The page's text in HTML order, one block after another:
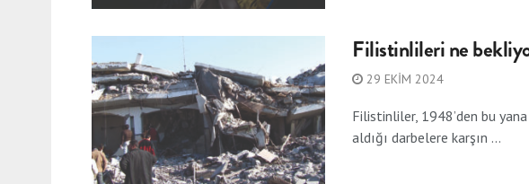
Filistinlileri ne
29 EKIM 2024
Filistinliler, 1948’den bu
aldığı darbelere karşın ...